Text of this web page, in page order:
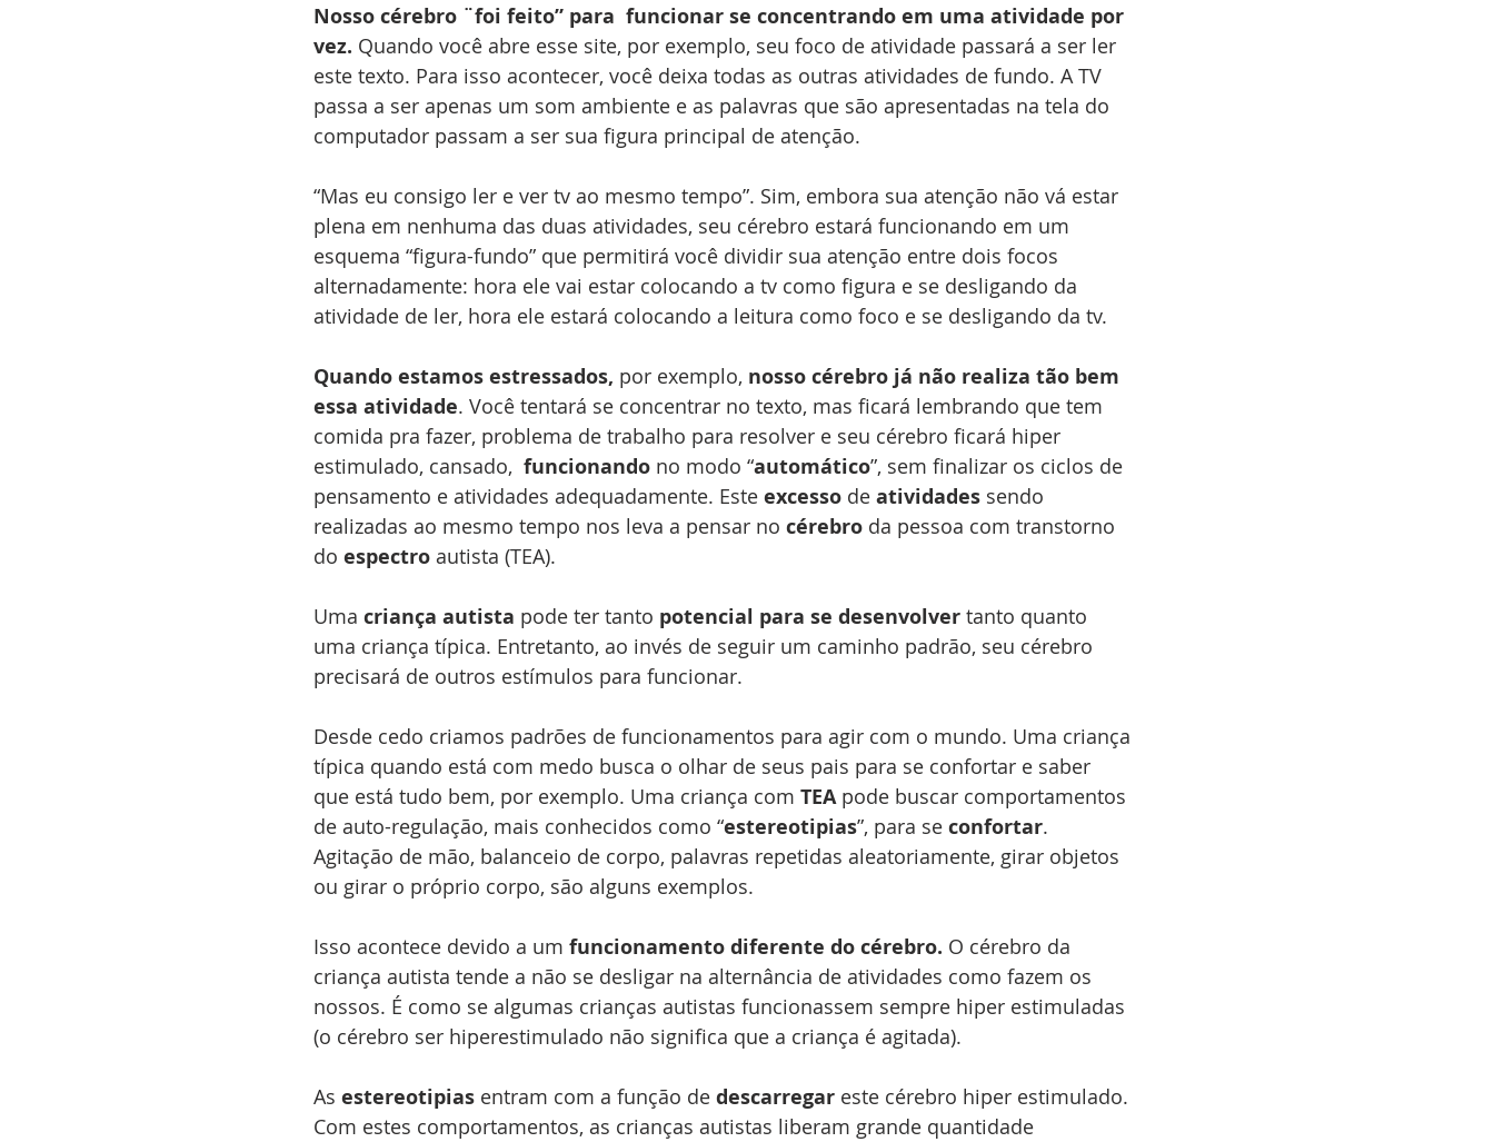
Nosso cérebro ¨foi feito” para  funcionar se concentrando em uma atividade por
vez. Quando você abre esse site, por exemplo, seu foco de atividade passará a ser ler
este texto. Para isso acontecer, você deixa todas as outras atividades de fundo. A TV
passa a ser apenas um som ambiente e as palavras que são apresentadas na tela do
computador passam a ser sua figura principal de atenção.
“Mas eu consigo ler e ver tv ao mesmo tempo”. Sim, embora sua atenção não vá estar
plena em nenhuma das duas atividades, seu cérebro estará funcionando em um
esquema “figura-fundo” que permitirá você dividir sua atenção entre dois focos
alternadamente: hora ele vai estar colocando a tv como figura e se desligando da
atividade de ler, hora ele estará colocando a leitura como foco e se desligando da tv.
Quando estamos estressados, por exemplo, nosso cérebro já não realiza tão bem
essa atividade. Você tentará se concentrar no texto, mas ficará lembrando que tem
comida pra fazer, problema de trabalho para resolver e seu cérebro ficará hiper
estimulado, cansado, funcionando no modo “automático”, sem finalizar os ciclos de
pensamento e atividades adequadamente. Este excesso de atividades sendo
realizadas ao mesmo tempo nos leva a pensar no cérebro da pessoa com transtorno
do espectro autista (TEA).
Uma criança autista pode ter tanto potencial para se desenvolver tanto quanto
uma criança típica. Entretanto, ao invés de seguir um caminho padrão, seu cérebro
precisará de outros estímulos para funcionar.
Desde cedo criamos padrões de funcionamentos para agir com o mundo. Uma criança
típica quando está com medo busca o olhar de seus pais para se confortar e saber
que está tudo bem, por exemplo. Uma criança com TEA pode buscar comportamentos
de auto-regulação, mais conhecidos como “estereotipias”, para se confortar.
Agitação de mão, balanceio de corpo, palavras repetidas aleatoriamente, girar objetos
ou girar o próprio corpo, são alguns exemplos.
Isso acontece devido a um funcionamento diferente do cérebro. O cérebro da
criança autista tende a não se desligar na alternância de atividades como fazem os
nossos. É como se algumas crianças autistas funcionassem sempre hiper estimuladas
(o cérebro ser hiperestimulado não significa que a criança é agitada).
As estereotipias entram com a função de descarregar este cérebro hiper estimulado.
Com estes comportamentos, as crianças autistas liberam grande quantidade